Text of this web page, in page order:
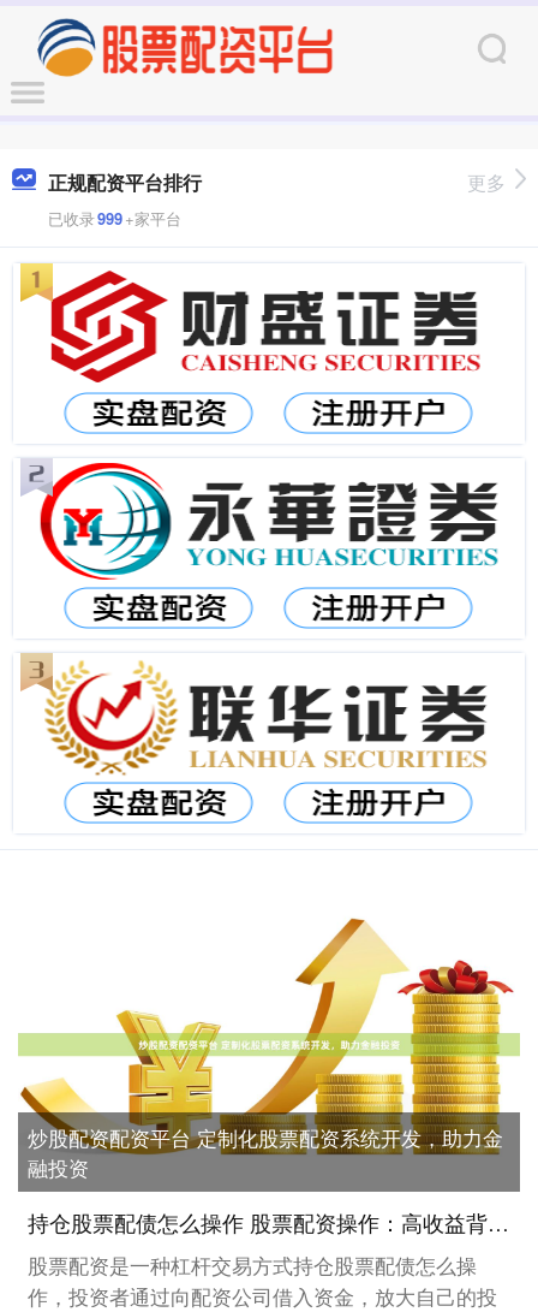
正规配资平台排行
已收录999+家平台
更多
炒股配资配资平台 定制化股票配资系统开发，助力金
融投资
持仓股票配债怎么操作 股票配资操作：高收益背后的风险与机遇
股票配资是一种杠杆交易方式持仓股票配债怎么操
作，投资者通过向配资公司借入资金，放大自己的投